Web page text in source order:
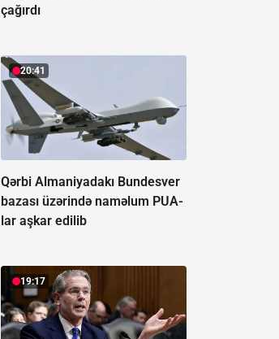
çağırdı
20:41
Qərbi Almaniyadakı Bundesver
bazası üzərində naməlum PUA-
lar aşkar edilib
19:17